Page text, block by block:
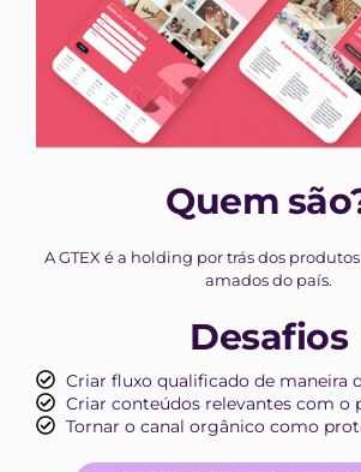
Quem
A GTEX é a holding por trás dos
amados do país.
Desafios
Criar fluxo qualificado de maneira
Criar conteúdos relevantes com o
Tornar o canal orgânico como